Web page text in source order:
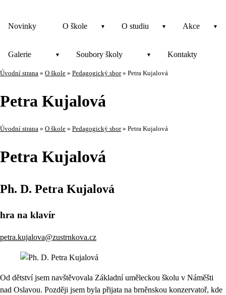
Novinky O škole O studiu Akce
Galerie Soubory školy Kontakty
Úvodní strana » O škole » Pedagogický sbor» Petra Kujalová
Petra Kujalová
Úvodní strana » O škole » Pedagogický sbor» Petra Kujalová
Petra Kujalová
Ph. D. Petra Kujalová
hra na klavír
petra.kujalova@zustrnkova.cz
Od dětství jsem navštěvovala Základní uměleckou školu v Náměšti
nad Oslavou. Později jsem byla přijata na brněnskou konzervatoř, kde